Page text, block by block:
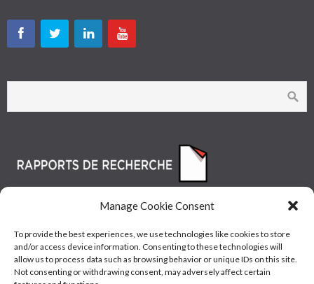
Manage Cookie Consent
To provide the best experiences, we use technologies like cookies to store
and/or access device information. Consenting to these technologies will
allow us to process data such as browsing behavior or unique IDs on this site.
Not consenting or withdrawing consent, may adversely affect certain